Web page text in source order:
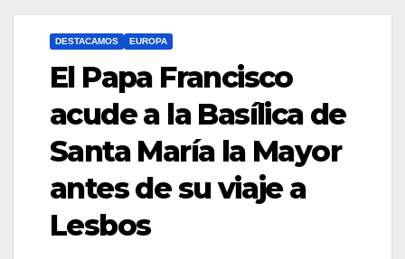
DESTACAMOS EUROPA
El Papa Francisco
acude a la Basílica de
Santa María la Mayor
antes de su viaje a
Lesbos